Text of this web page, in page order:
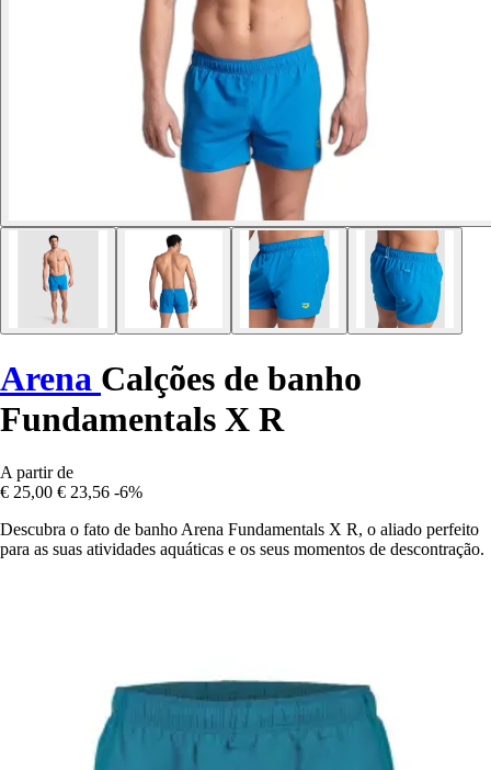
Arena Calções de banho
Fundamentals X R
A partir de
€ 25,00 € 23,56 -6%
Descubra o fato de banho Arena Fundamentals X R, o aliado perfeito
para as suas atividades aquáticas e os seus momentos de descontração.